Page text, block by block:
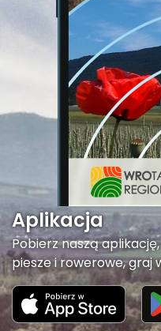
Aplikacja
Pobierz naszą
piesze i rowerowe, graj